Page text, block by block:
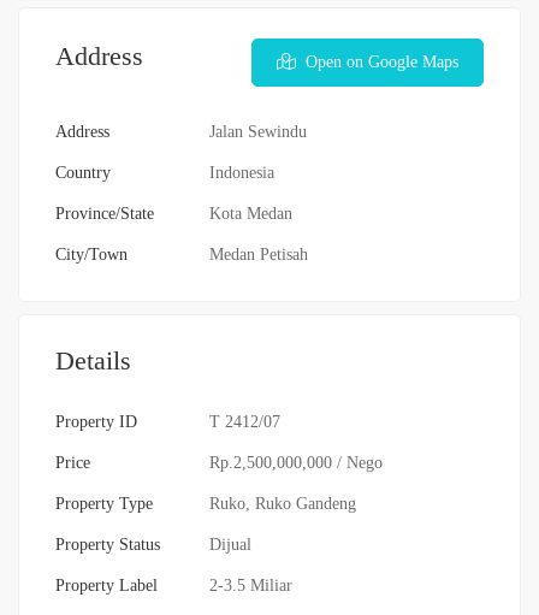
Address Open on Google Maps
Address Jalan Sewindu
Country Indonesia
Province/State Kota Medan
City/Town Medan Petisah
Details
Property ID T 2412/07
Price Rp.2,500,000,000 / Nego
Property Type Ruko Ruko Gandeng
Property Status Dijual
Property Label 2-3.5 Miliar